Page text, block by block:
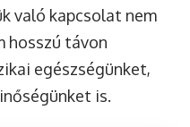
való kapcsolat nem
hosszú távon
egészségünket,
is.